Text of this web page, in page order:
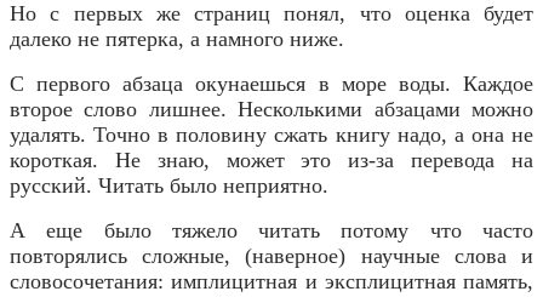
Но с первых же страниц понял, что оценка будет
далеко не пятерка, а намного ниже.
С первого абзаца окунаешься в море воды. Каждое
второе слово лишнее. Несколькими абзацами можно
удалять. Точно в половину сжать книгу надо, а она не
короткая. Не знаю, может это из-за перевода на
русский. Читать было неприятно.
А еще было тяжело читать потому что часто
повторялись сложные, (наверное) научные слова и
словосочетания: имплицитная и эксплицитная память,